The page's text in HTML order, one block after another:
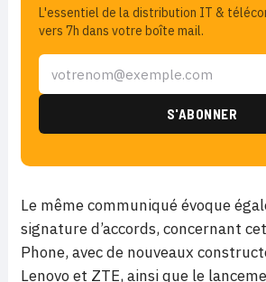
L'essentiel de la distribution IT &
vers 7h dans votre boîte mail.
Le même communiqué évoque
signature d’accords, concernant
Phone, avec de nouveaux
Lenovo et ZTE, ainsi que le